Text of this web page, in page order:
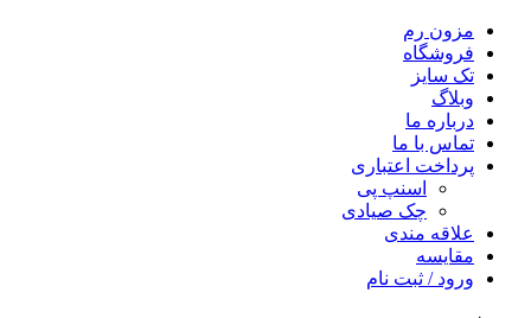
مزون رم
فروشگاه
تک سایز
وبلاگ
درباره ما
تماس با ما
پرداخت اعتباری
اسنپ پی
چک صیادی
علاقه مندی
مقايسه
ورود / ثبت نام